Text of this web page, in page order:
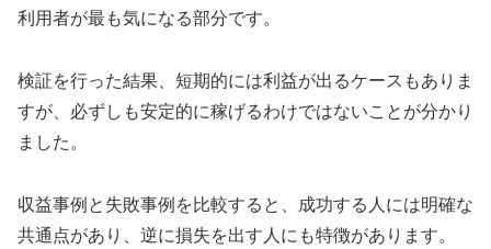
利用者が最も気になる部分です。
検証を行った結果、短期的には利益が出るケースもありま
すが、必ずしも安定的に稼げるわけではないことが分かり
ました。
収益事例と失敗事例を比較すると、成功する人には明確な
共通点があり、逆に損失を出す人にも特徴があります。